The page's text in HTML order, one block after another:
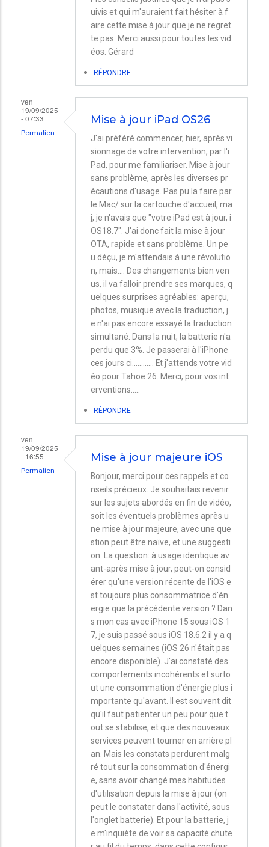
uivis et qui m'auraient fait hésiter à f
aire cette mise à jour que je ne regret
te pas. Merci aussi pour toutes les vid
éos. Gérard
RÉPONDRE
ven
19/09/2025
- 07:33
Permalien
Mise à jour iPad OS26
J'ai préféré commencer, hier, après vi
sionnage de votre intervention, par l'i
Pad, pour me familiariser. Mise à jour
sans problème, après les diverses pr
écautions d'usage. Pas pu la faire par
le Mac/ sur la cartouche d'accueil, ma
j, je n'avais que "votre iPad est à jour, i
OS18.7". J'ai donc fait la mise à jour
OTA, rapide et sans problème. Un pe
u déçu, je m'attendais à une révolutio
n, mais.... Des changements bien ven
us, il va falloir prendre ses marques, q
uelques surprises agréables: aperçu,
photos, musique avec la traduction, j
e n'ai pas encore essayé la traduction
simultané. Dans la nuit, la batterie n'a
perdu que 3%. Je passerai à l'iPhone
ces jours ci............ Et j'attends votre vid
éo pour Tahoe 26. Merci, pour vos int
erventions.....
RÉPONDRE
ven
19/09/2025
- 16:55
Permalien
Mise à jour majeure iOS
Bonjour, merci pour ces rappels et co
nseils précieux. Je souhaitais revenir
sur les sujets abordés en fin de vidéo,
soit les éventuels problèmes après u
ne mise à jour majeure, avec une que
stion peut être naïve, et une suggesti
on. La question: à usage identique av
ant-après mise à jour, peut-on consid
érer qu'une version récente de l'iOS e
st toujours plus consommatrice d'én
ergie que la précédente version ? Dan
s mon cas avec iPhone 15 sous iOS 1
7, je suis passé sous iOS 18.6.2 il y a q
uelques semaines (iOS 26 n'était pas
encore disponible). J'ai constaté des
comportements incohérents et surto
ut une consommation d'énergie plus i
mportante qu'avant. Il est souvent dit
qu'il faut patienter un peu pour que t
out se stabilise, et que des nouveaux
services peuvent tourner en arrière pl
an. Mais les constats perdurent malg
ré tout sur la consommation d'énergi
e, sans avoir changé mes habitudes
d'utilisation depuis la mise à jour (on
peut le constater dans l'activité, sous
l'onglet batterie). Et pour la batterie, j
e m'inquiète de voir sa capacité chute